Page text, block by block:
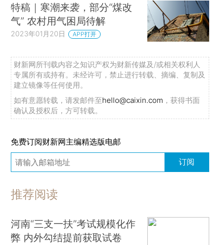
特稿｜寒潮来袭，部分“煤改
气” 农村用气困局待解
2023年01月20日 APP打开
财新网所刊载内容之知识产权为财新传媒及/或相关权利人
专属所有或持有。未经许可，禁止进行转载、摘编、复制及
建立镜像等任何使用。
如有意愿转载，请发邮件至hello@caixin.com ，获得书面
确认及授权后，方可转载。
免费订阅财新网主编精选版电邮
订阅
推荐阅读
河南“三支一扶”考试规模化作
弊 内外勾结提前获取试卷